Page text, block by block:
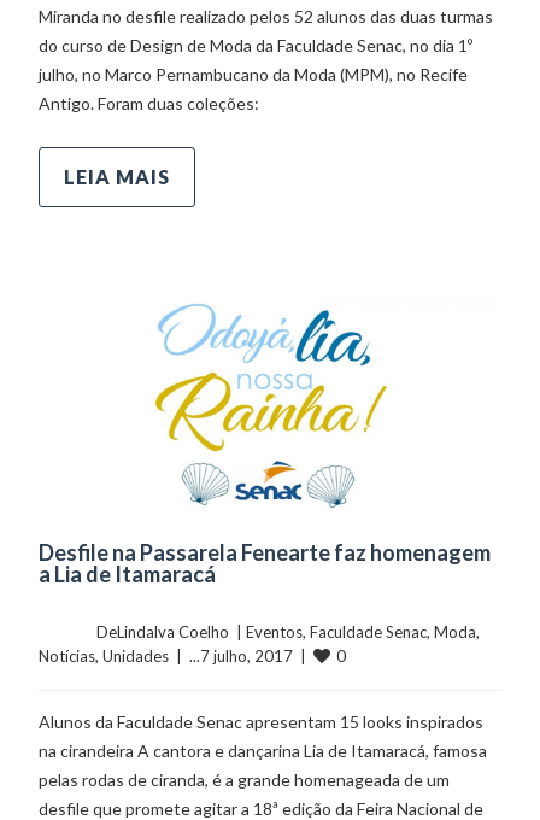
Miranda no desfile realizado pelos 52 alunos das duas turmas
do curso de Design de Moda da Faculdade Senac, no dia 1º
julho, no Marco Pernambucano da Moda (MPM), no Recife
Antigo. Foram duas coleções:
LEIA MAIS
Desfile na Passarela Fenearte faz homenagem
a Lia de Itamaracá
	    	DeLindalva Coelho  |
Eventos, Faculdade Senac, Moda
Notícias, Unidades
  |  ...7 julho, 2017  |
0
Alunos da Faculdade Senac apresentam 15 looks inspirados
na cirandeira A cantora e dançarina Lia de Itamaracá, famosa
pelas rodas de ciranda, é a grande homenageada de um
desfile que promete agitar a 18ª edição da Feira Nacional de